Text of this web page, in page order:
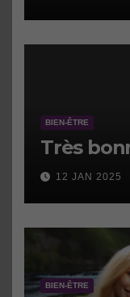
BIEN-ÊTRE
Très
12 JAN 2025
BIEN-ÊTRE